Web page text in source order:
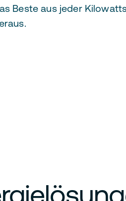
Beste aus jeder